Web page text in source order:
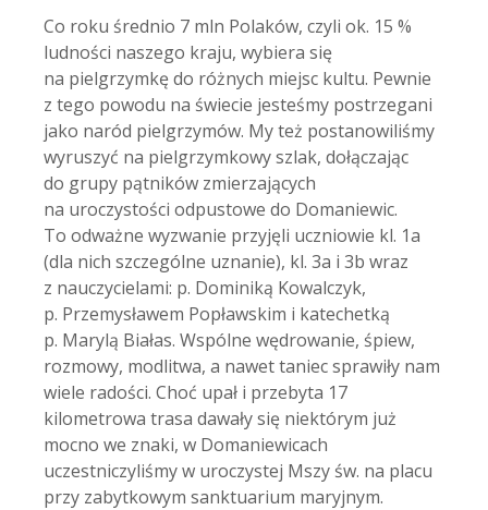
Co roku średnio 7 mln Polaków, czyli ok. 15 %
ludności naszego kraju, wybiera się
na pielgrzymkę do różnych miejsc kultu. Pewnie
z tego powodu na świecie jesteśmy postrzegani
jako naród pielgrzymów. My też postanowiliśmy
wyruszyć na pielgrzymkowy szlak, dołączając
do grupy pątników zmierzających
na uroczystości odpustowe do Domaniewic.
To odważne wyzwanie przyjęli uczniowie kl. 1a
(dla nich szczególne uznanie), kl. 3a i 3b wraz
z nauczycielami: p. Dominiką Kowalczyk,
p. Przemysławem Popławskim i katechetką
p. Marylą Białas. Wspólne wędrowanie, śpiew,
rozmowy, modlitwa, a nawet taniec sprawiły nam
wiele radości. Choć upał i przebyta 17
kilometrowa trasa dawały się niektórym już
mocno we znaki, w Domaniewicach
uczestniczyliśmy w uroczystej Mszy św. na placu
przy zabytkowym sanktuarium maryjnym.